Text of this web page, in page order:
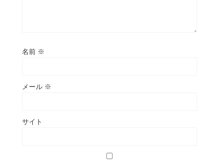
名前 ※
メール ※
サイト